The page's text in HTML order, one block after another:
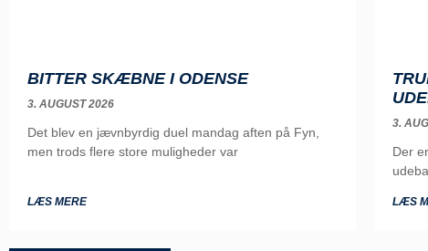
BITTER SKÆBNE I ODENSE
3. AUGUST 2026
Det blev en jævnbyrdig duel mandag aften på Fyn,
men trods flere store muligheder var
LÆS MERE
3.
Der
LÆS